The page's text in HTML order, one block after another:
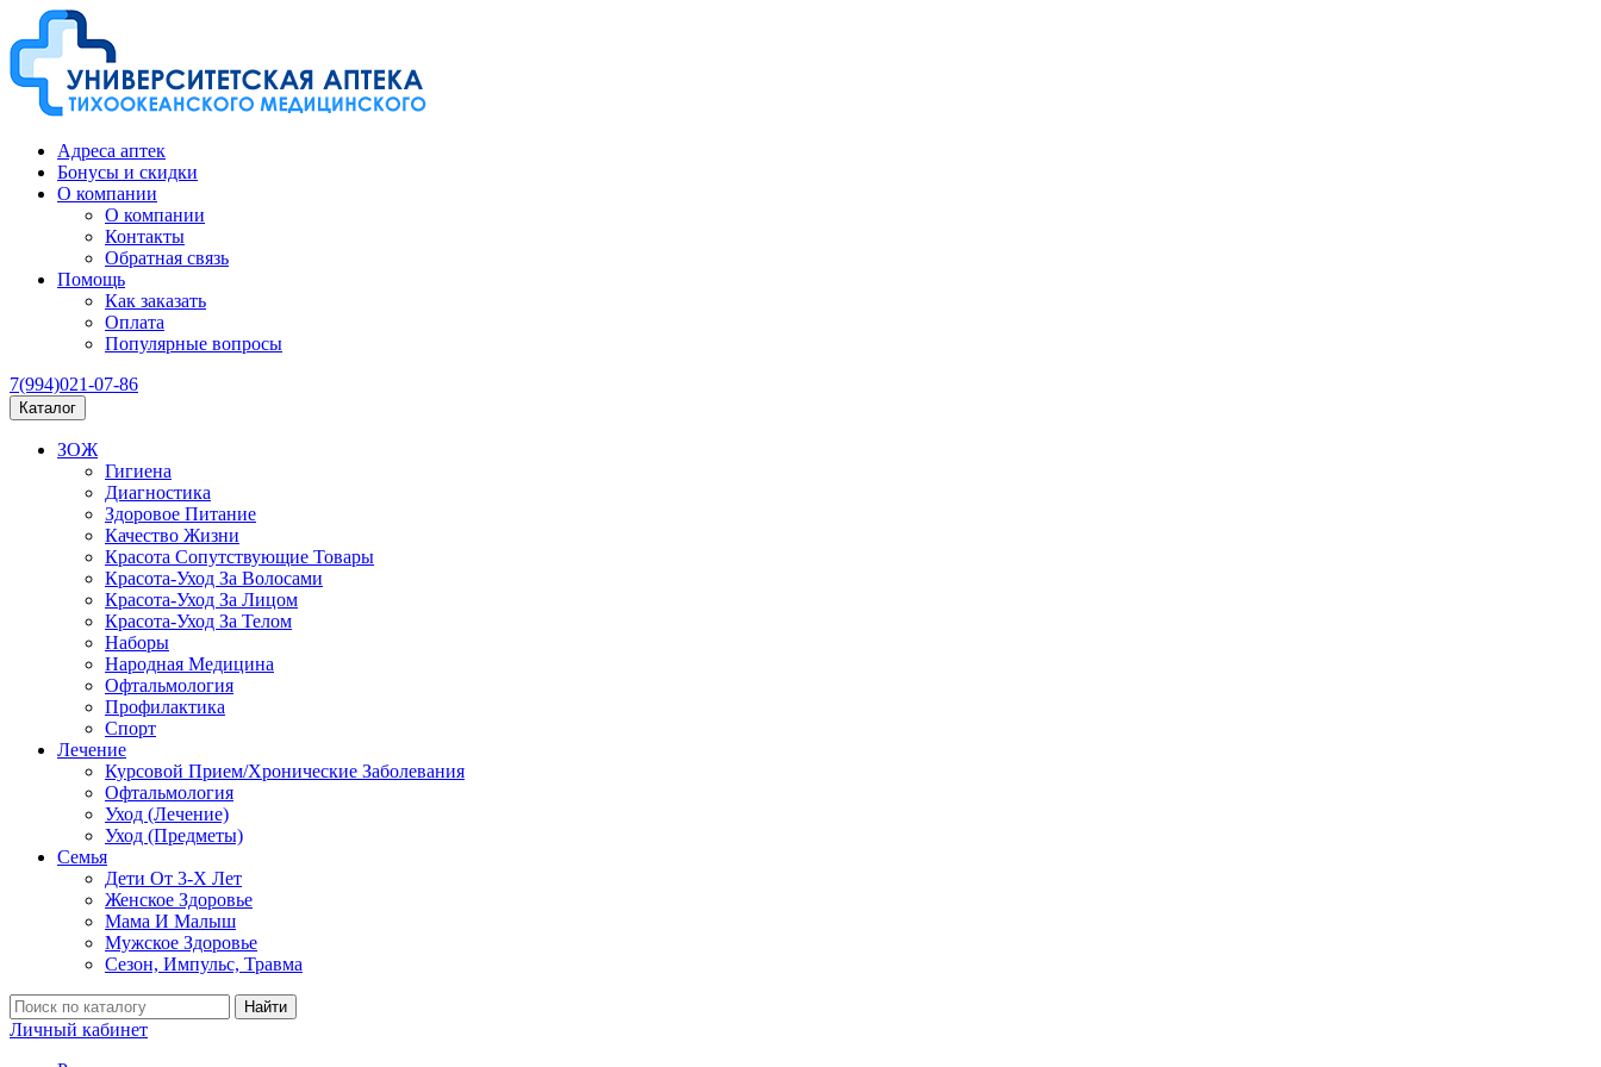
Адреса аптек
Бонусы и скидки
О компании
О компании
Контакты
Обратная связь
Помощь
Как заказать
Оплата
Популярные вопросы
7(994)021-07-86
Каталог
ЗОЖ
Гигиена
Диагностика
Здоровое Питание
Качество Жизни
Красота Сопутствующие Товары
Красота-Уход За Волосами
Красота-Уход За Лицом
Красота-Уход За Телом
Наборы
Народная Медицина
Офтальмология
Профилактика
Спорт
Лечение
Курсовой Прием/Хронические Заболевания
Офтальмология
Уход (Лечение)
Уход (Предметы)
Семья
Дети От 3-Х Лет
Женское Здоровье
Мама И Малыш
Мужское Здоровье
Сезон, Импульс, Травма
Найти
Личный кабинет